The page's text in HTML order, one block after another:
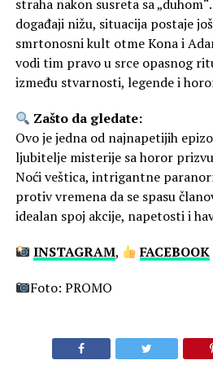
straha nakon susreta sa
događaji nižu, situacija postaje
smrtonosni kult otme Kona i
vodi tim pravo u srce opasnog
između stvarnosti, legende i
Zašto da gledate:
Ovo je jedna od najnapetijih
ljubitelje misterije sa horor
Noći veštica, intrigantne
protiv vremena da se spasu
idealan spoj akcije, napetosti i
INSTAGRAM, FACEBOOK
Foto: PROMO